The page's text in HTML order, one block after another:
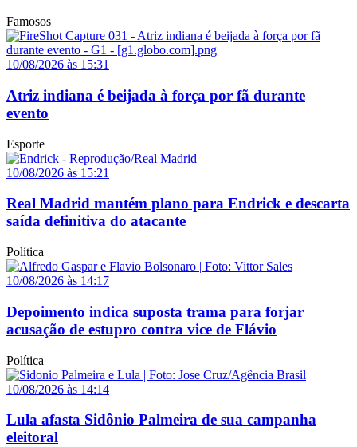
Famosos
10/08/2026 às 15:31
Atriz indiana é beijada à força por fã durante
evento
Esporte
10/08/2026 às 15:21
Real Madrid mantém plano para Endrick e descarta
saída definitiva do atacante
Política
10/08/2026 às 14:17
Depoimento indica suposta trama para forjar
acusação de estupro contra vice de Flávio
Política
10/08/2026 às 14:14
Lula afasta Sidônio Palmeira de sua campanha
eleitoral